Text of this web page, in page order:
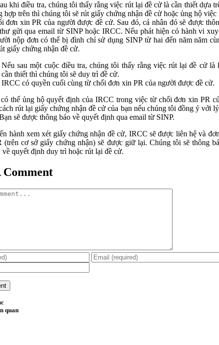
khi điều tra, chúng tôi thấy rằng việc rút lại đề cử là cần thiết dựa
hợp trên thì chúng tôi sẽ rút giấy chứng nhận đề cử hoặc ủng hộ
đơn xin PR của người được đề cử. Sau đó, cá nhân đó sẽ được
gửi qua email từ SINP hoặc IRCC. Nếu phát hiện có hành vi
nộp đơn có thể bị đình chỉ sử dụng SINP từ hai đến năm năm
giấy chứng nhận đề cử.
Nếu sau một cuộc điều tra, chúng tôi thấy rằng việc rút lại đề cử là
cần thiết thì chúng tôi sẽ duy trì đề cử.
IRCC có quyền cuối cùng từ chối đơn xin PR của người được đề cử.
thể ủng hộ quyết định của IRCC trong việc từ chối đơn xin PR
rút lại giấy chứng nhận đề cử của bạn nếu chúng tôi đồng ý với
sẽ được thông báo về quyết định qua email từ SINP.
hành xem xét giấy chứng nhận đề cử, IRCC sẽ được liên hệ và
(trên cơ sở giấy chứng nhận) sẽ được giữ lại. Chúng tôi sẽ thông
quyết định duy trì hoặc rút lại đề cử.
Comment
quan